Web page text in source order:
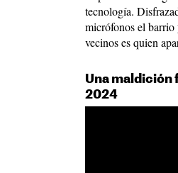
tecnología.
micrófonos el barrio
vecinos es quien
Una maldición
2024